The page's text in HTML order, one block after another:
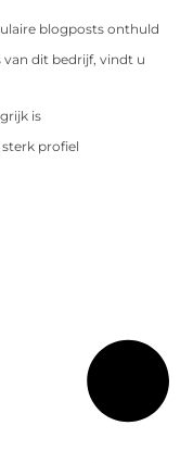
blogposts onthuld
dit bedrijf, vindt u
is
profiel